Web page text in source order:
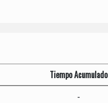
Tiempo Acumulado
-